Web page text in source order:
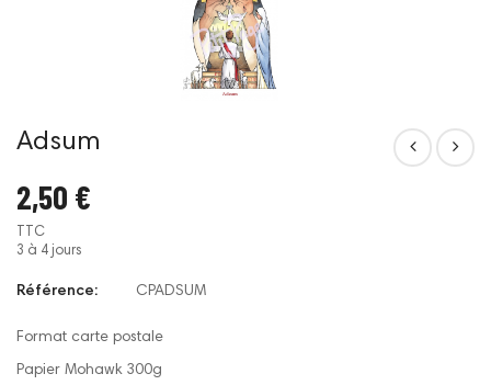
Adsum
2,50 €
TTC
3 à 4 jours
Référence: CPADSUM
Format carte postale
Papier Mohawk 300g